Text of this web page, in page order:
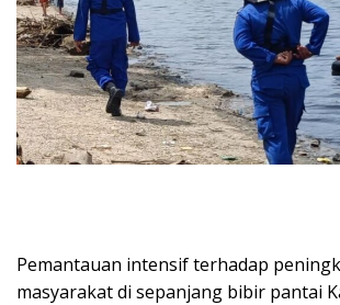
Pemantauan intensif terhadap
masyarakat di sepanjang bibir pantai